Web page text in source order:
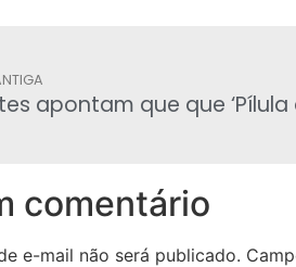
comentário
e-mail não será publicado.